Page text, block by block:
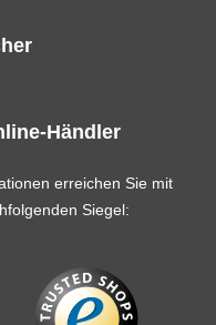
Händler
erreichen Sie mit
Siegel: